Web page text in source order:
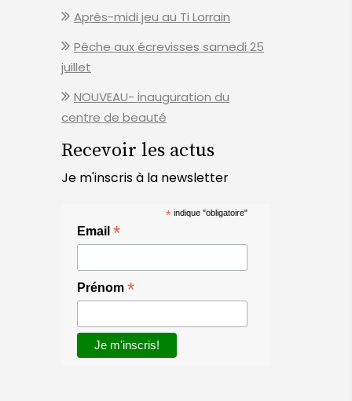
Après-midi jeu au Ti Lorrain
Pêche aux écrevisses samedi 25
juillet
NOUVEAU- inauguration du
centre de beauté
Recevoir les actus
Je m'inscris à la newsletter
*indique "obligatoire"
Email *
Prénom *